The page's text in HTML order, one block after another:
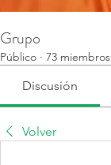
Grupo
Público · 73 miembros
Discusión
Volver